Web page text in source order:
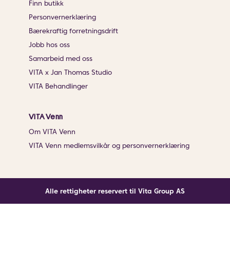
Finn butikk
Personvernerklæring
Bærekraftig forretningsdrift
Jobb hos oss
Samarbeid med oss
VITA x Jan Thomas Studio
VITA Behandlinger
VITA Venn
Om VITA Venn
VITA Venn medlemsvilkår og personvernerklæring
Alle rettigheter reservert til Vita Group AS